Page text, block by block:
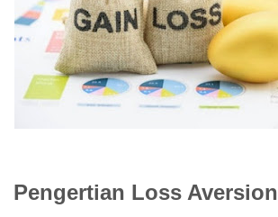
Pengertian Loss Aversion